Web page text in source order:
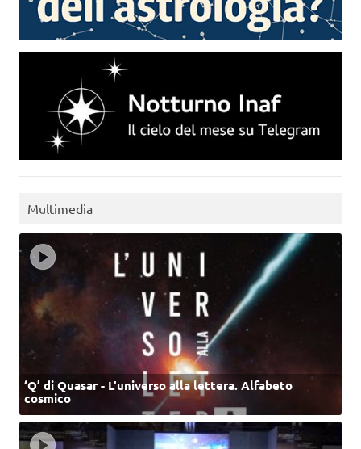
Multimedia
‘Q’ di Quasar - L'universo alla lettera. Alfabeto
cosmico